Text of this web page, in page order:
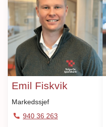
Emil Fiskvik
Markedssjef
940 36 263